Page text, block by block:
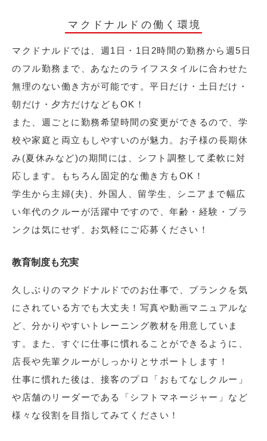
マクドナルドの働く環境
マクドナルドでは、週1日・1日2時間の勤務から週5日
のフル勤務まで、あなたのライフスタイルに合わせた
無理のない働き方が可能です。平日だけ・土日だけ・
朝だけ・夕方だけなどもOK！
また、週ごとに勤務希望時間の変更ができるので、学
校や家庭と両立もしやすいのが魅力。お子様の長期休
み(夏休みなど)の期間には、シフト調整して柔軟に対
応します。もちろん固定的な働き方もOK！
学生から主婦(夫)、外国人、留学生、シニアまで幅広
い年代のクルーが活躍中ですので、年齢・経験・ブラ
ンクは気にせず、お気軽にご応募ください！
教育制度も充実
久しぶりのマクドナルドでのお仕事で、ブランクを気
にされている方でも大丈夫！写真や動画マニュアルな
ど、分かりやすいトレーニング教材を用意していま
す。また、すぐに仕事に慣れることができるように、
店長や先輩クルーがしっかりとサポートします！
仕事に慣れた後は、接客のプロ「おもてなしクルー」
や店舗のリーダーである「シフトマネージャー」など
様々な役割を目指してみてください！